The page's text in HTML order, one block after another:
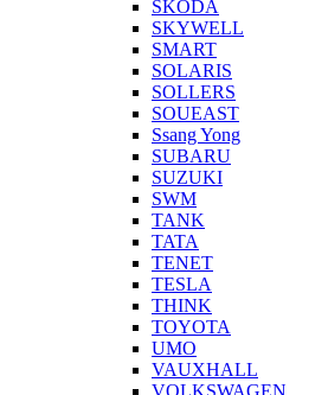
SKODA
SKYWELL
SMART
SOLARIS
SOLLERS
SOUEAST
Ssang Yong
SUBARU
SUZUKI
SWM
TANK
TATA
TENET
TESLA
THINK
TOYOTA
UMO
VAUXHALL
VOLKSWAGEN